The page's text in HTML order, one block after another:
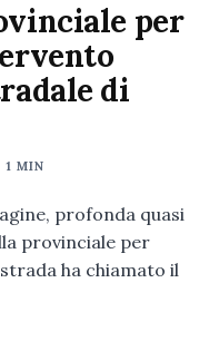
per
di
1 MIN
profonda quasi
provinciale per
ha chiamato il